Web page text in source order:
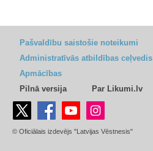
Pašvaldību saistošie noteikumi
Administratīvās atbildības ceļvedis
Apmācības
Pilnā versija
Par Likumi.lv
© Oficiālais izdevējs "Latvijas Vēstnesis"